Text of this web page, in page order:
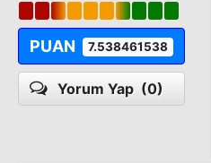
PUAN 7.538461538
Yorum Yap (0)